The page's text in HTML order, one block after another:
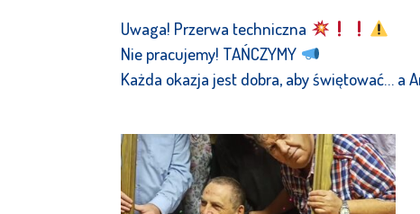
Uwaga! Przerwa techniczna
Nie pracujemy! TAŃCZYMY
Każda okazja jest dobra, aby świętować… a